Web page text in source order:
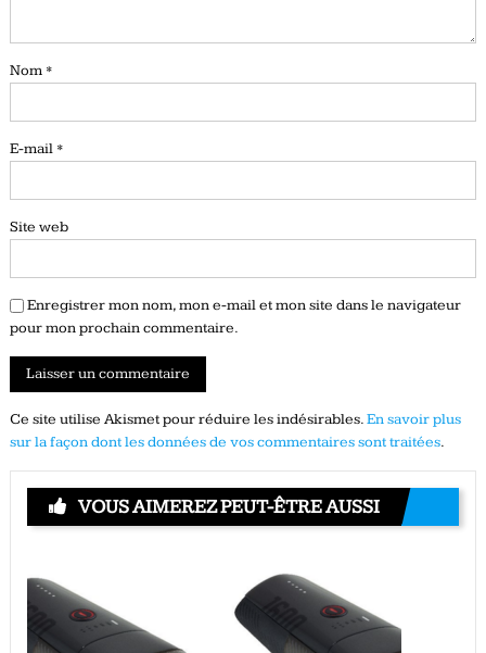
Nom *
E-mail *
Site web
Enregistrer mon nom, mon e-mail et mon site dans le navigateur
pour mon prochain commentaire.
Ce site utilise Akismet pour réduire les indésirables.En savoir plus
sur la façon dont les données de vos commentaires sont traitées.
VOUS AIMEREZ PEUT-ÊTRE AUSSI